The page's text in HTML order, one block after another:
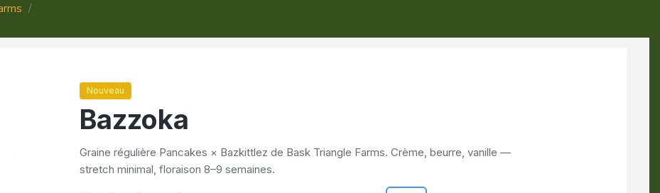
Nouveau
Bazzoka
Graine régulière Pancakes × Bazkittlez de Bask Triangle Farms. Crème, beurre, vanille —
stretch minimal, floraison 8–9 semaines.